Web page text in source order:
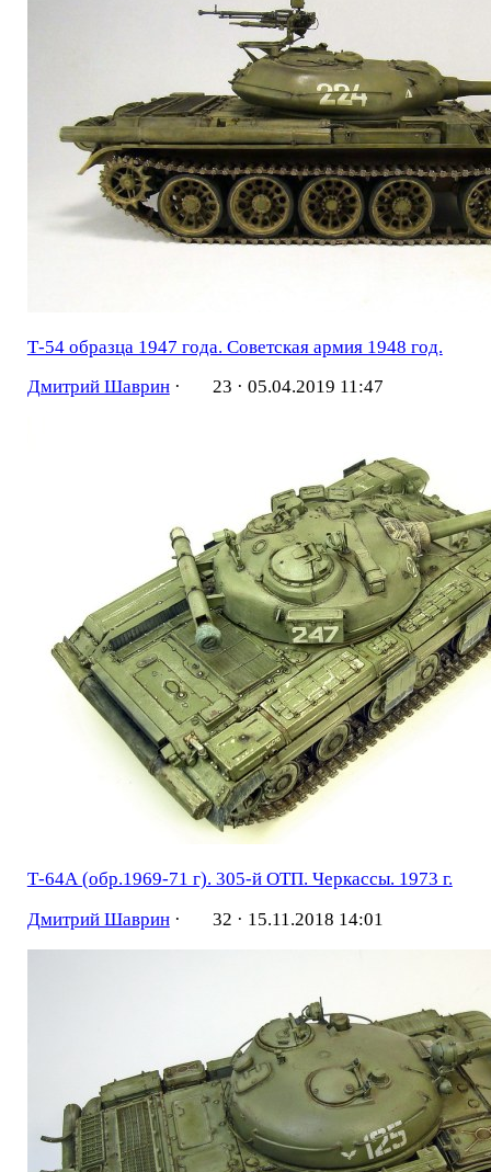
Т-54 образца 1947 года. Советская армия 1948 год.
Дмитрий Шаврин· 23 · 05.04.2019 11:47
Т-64А (обр.1969-71 г). 305-й ОТП. Черкассы. 1973 г.
Дмитрий Шаврин· 32 · 15.11.2018 14:01